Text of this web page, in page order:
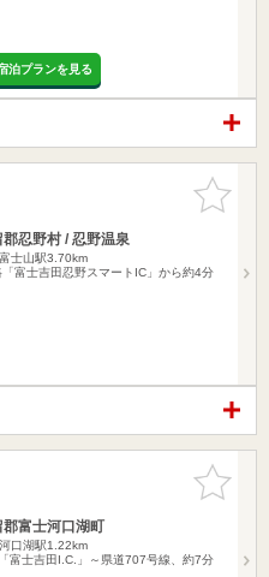
泊プランを見る
お気に入
りに追加
忍野村 / 忍野温泉
富士山駅3.70km
「富士吉田忍野スマートIC」から約4分
お気に入
りに追加
郡富士河口湖町
河口湖駅1.22km
富士吉田I.C.」～県道707号線、約7分